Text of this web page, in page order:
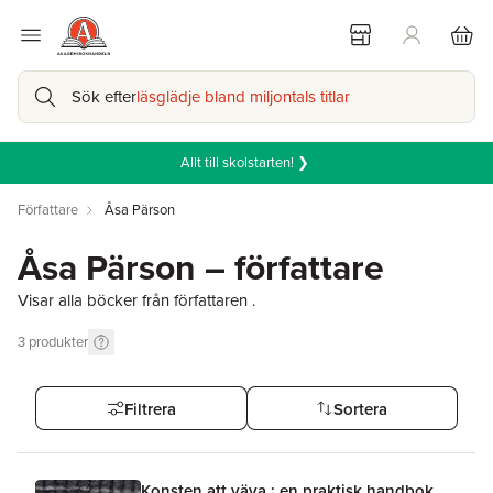
Sök efterläsglädje bland miljontals titlar
Allt till skolstarten! ❯
Författare Åsa Pärson
Åsa Pärson – författare
Visar alla böcker från författaren .
3 produkter
Filtrera Sortera